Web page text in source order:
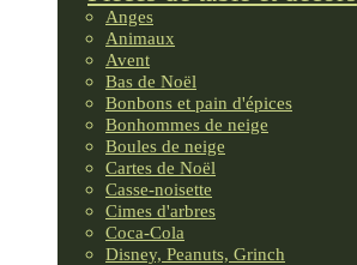
Anges
Animaux
Avent
Bas de Noël
Bonbons et pain d'épices
Bonhommes de neige
Boules de neige
Cartes de Noël
Casse-noisette
Cimes d'arbres
Coca-Cola
Disney, Peanuts, Grinch